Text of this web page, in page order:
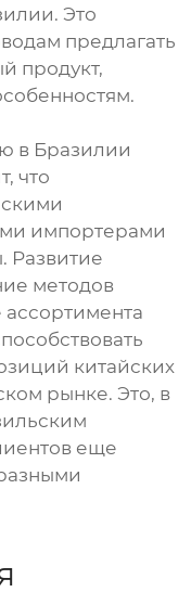
Это
предлагать
продукт,
в Бразилии
что
импортерами
Развитие
методов
китайских
рынке. Это, в
еще